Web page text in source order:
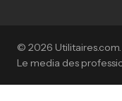
© 2026
Le media des